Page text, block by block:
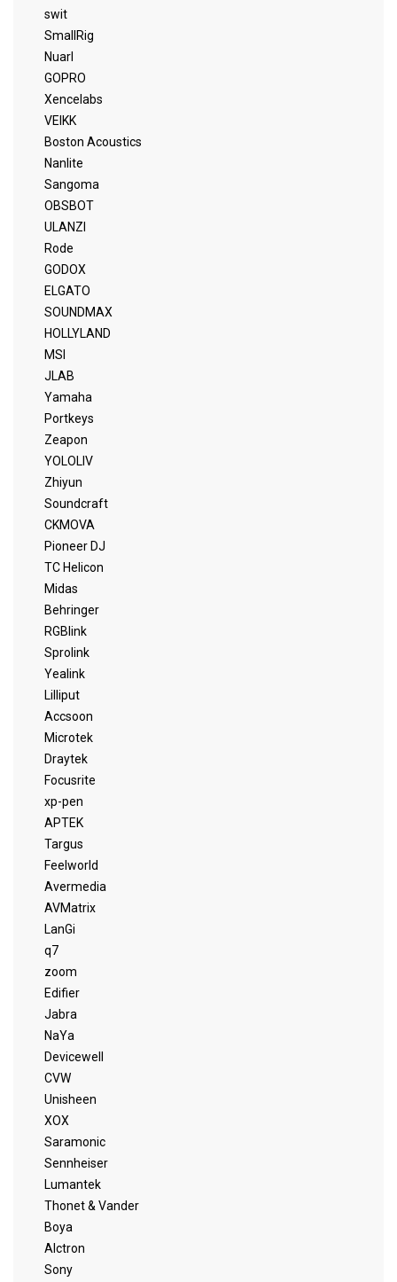
swit
SmallRig
Nuarl
GOPRO
Xencelabs
VEIKK
Boston Acoustics
Nanlite
Sangoma
OBSBOT
ULANZI
Rode
GODOX
ELGATO
SOUNDMAX
HOLLYLAND
MSI
JLAB
Yamaha
Portkeys
Zeapon
YOLOLIV
Zhiyun
Soundcraft
CKMOVA
Pioneer DJ
TC Helicon
Midas
Behringer
RGBlink
Sprolink
Yealink
Lilliput
Accsoon
Microtek
Draytek
Focusrite
xp-pen
APTEK
Targus
Feelworld
Avermedia
AVMatrix
LanGi
q7
zoom
Edifier
Jabra
NaYa
Devicewell
CVW
Unisheen
XOX
Saramonic
Sennheiser
Lumantek
Thonet & Vander
Boya
Alctron
Sony